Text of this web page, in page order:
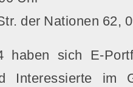
der Nationen 62,
haben sich E-
Interessierte im